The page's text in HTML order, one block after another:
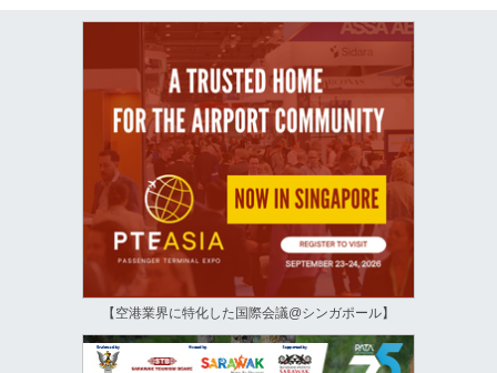
【空港業界に特化した国際会議@シンガポール】